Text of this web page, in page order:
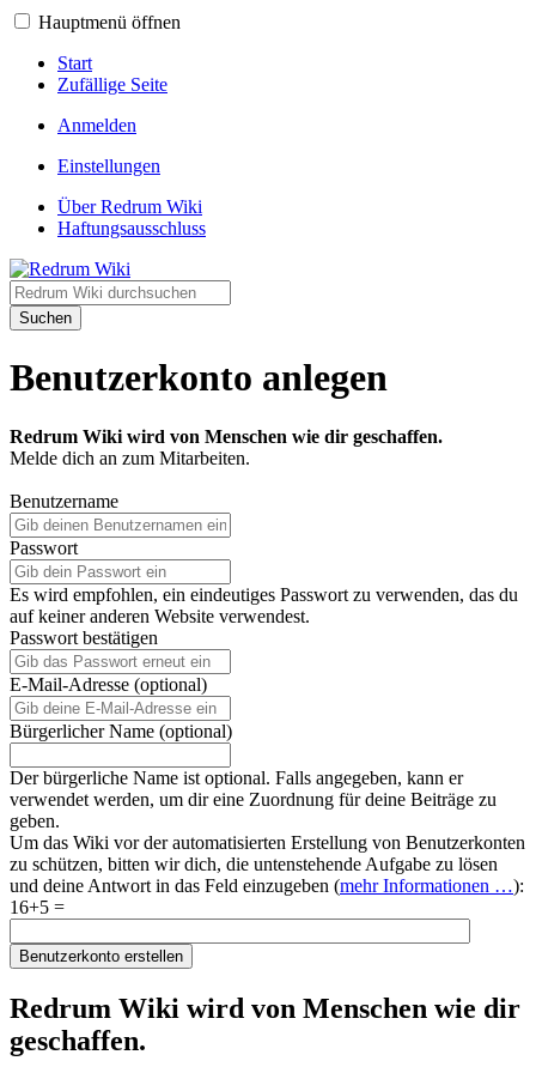
Hauptmenü öffnen
Start
Zufällige Seite
Anmelden
Einstellungen
Über Redrum Wiki
Haftungsausschluss
Suchen
Benutzerkonto anlegen
Redrum Wiki wird von Menschen wie dir geschaffen.
Melde dich an zum Mitarbeiten.
Benutzername
Passwort
Es wird empfohlen, ein eindeutiges Passwort zu verwenden, das du
auf keiner anderen Website verwendest.
Passwort bestätigen
E-Mail-Adresse (optional)
Bürgerlicher Name (optional)
Der bürgerliche Name ist optional. Falls angegeben, kann er
verwendet werden, um dir eine Zuordnung für deine Beiträge zu
geben.
Um das Wiki vor der automatisierten Erstellung von Benutzerkonten
zu schützen, bitten wir dich, die untenstehende Aufgabe zu lösen
und deine Antwort in das Feld einzugeben (mehr Informationen …):
16+5 =
Benutzerkonto erstellen
Redrum Wiki wird von Menschen wie dir
geschaffen.